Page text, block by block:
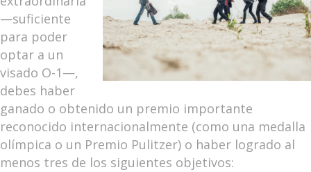
—suficiente
para poder
optar a un
visado O-1—,
debes haber
ganado o obtenido un premio importante
reconocido internacionalmente (como una medalla
olímpica o un Premio Pulitzer) o haber logrado al
menos tres de los siguientes objetivos: